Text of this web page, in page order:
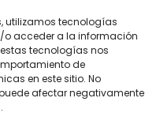
utilizamos tecnologías
acceder a la información
tecnologías nos
de
en este sitio. No
afectar negativamente
de uso (LOPD)